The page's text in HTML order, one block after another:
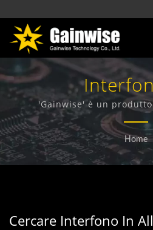
Produttore Di
'Gainwise' è un
specializzato nella
produzione di Terminali
Apri Cancello 4G e
Home
Cercare Interfono In